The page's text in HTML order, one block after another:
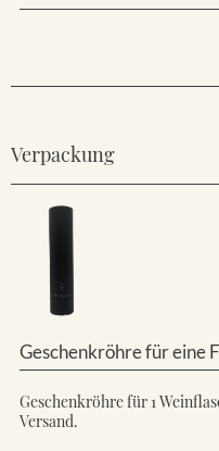
Verpackung
Geschenkröhre für eine
Geschenkröhre für 1
Versand.